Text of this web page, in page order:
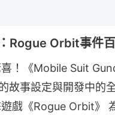
Rogue Orbit事件
！《Mobile Suit
故事設定與開發中的
戲《Rogue Orbit》